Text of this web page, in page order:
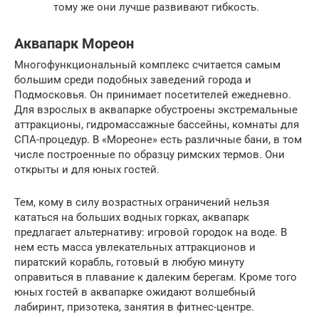
тому же они лучше развивают гибкость.
Аквапарк Мореон
Многофункциональный комплекс считается самым
большим среди подобных заведений города и
Подмосковья. Он принимает посетителей ежедневно.
Для взрослых в аквапарке обустроены экстремальные
аттракционы, гидромассажные бассейны, комнаты для
СПА-процедур. В «Мореоне» есть различные бани, в том
числе построенные по образцу римских термов. Они
открыты и для юных гостей.
Тем, кому в силу возрастных ограничений нельзя
кататься на больших водных горках, аквапарк
предлагает альтернативу: игровой городок на воде. В
нем есть масса увлекательных аттракционов и
пиратский корабль, готовый в любую минуту
оправиться в плавание к далеким берегам. Кроме того
юных гостей в аквапарке ожидают волшебный
лабиринт, призотека, занятия в фитнес-центре.